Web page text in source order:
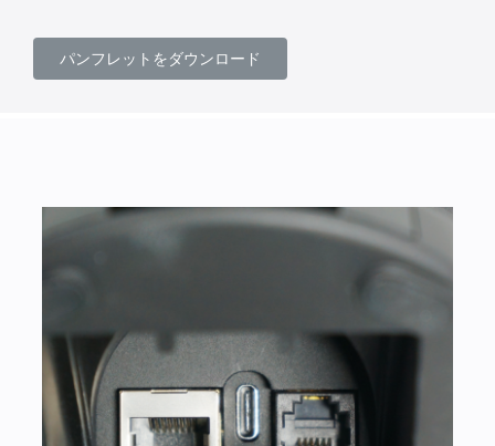
パンフレットをダウンロード